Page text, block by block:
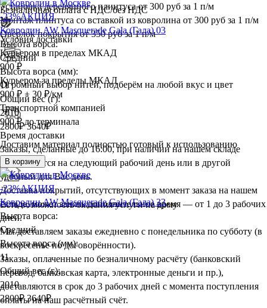
Установка деревянного плинтуса от 300 руб за 1 п/м
Монтаж плинтуса со вставкой из ковролина от 300 руб за 1 п/м
Оверлок покрытия от 350 руб за 1 п/м
Огромный выбор нитей, подберём на любой вкус и цвет
Доставим материал полностью готовый к использованию
Есть возможность оказания услуги на дому
Безналичная оплата с НДС/без НДС
Условия доставки
Курьером в пределах МКАД
900 ₽
Курьером за пределы МКАД
900 ₽ + 30 ₽/км
Транспортной компанией
900 ₽ до терминала
Время доставки
Заказы, сделанные до 16:00, при наличии на нашем складе
доставляются на следующий рабочий день или в другой
удобный для Вас день.
Доставка покрытий, отсутствующих в момент заказа на нашем
складе, может занять дополнительное время — от 1 до 3 рабочих
дней.
Мы доставляем заказы ежедневно с понедельника по субботу (в
воскресенье по договорённости).
Заказы, оплаченные по безналичному расчёту (банковский
перевод, банковская карта, электронные деньги и пр.),
доставляются в срок до 3 рабочих дней с момента поступления
оплаты на наш расчётный счёт.
-23%АКЦИЯ
Ковролин AW Masquerade Gala (Гала) 03
Высота ворса:
Средний
Высота ворса (мм):
11
Общий вес (г):
2010
2800₽ 3640₽
В корзину
-23%АКЦИЯ
Ковролин AW Masquerade Gala (Гала) 33
Высота ворса:
Средний
Высота ворса (мм):
11
Общий вес (г):
2010
2800₽ 3640₽